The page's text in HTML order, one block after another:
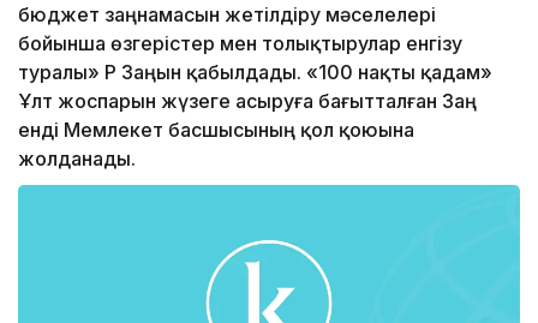
бюджет заңнамасын жетілдіру мәселелері
бойынша өзгерістер мен толықтырулар енгізу
туралы» ҚР Заңын қабылдады. «100 нақты қадам»
Ұлт жоспарын жүзеге асыруға бағытталған Заң
енді Мемлекет басшысының қол қоюына
жолданады.